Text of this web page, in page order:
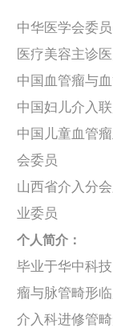
中华医学会委员
医疗美容主诊
中国血管瘤与
中国妇儿介入
中国儿童血管
会委员
山西省介入分
业委员
个人简介：
毕业于华中科
瘤与脉管畸形
介入科进修管